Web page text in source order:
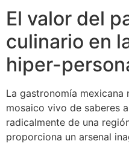
El valor del
culinario en
hiper-
La gastronomía mexicana
mosaico vivo de saberes
radicalmente de una
proporciona un arsenal